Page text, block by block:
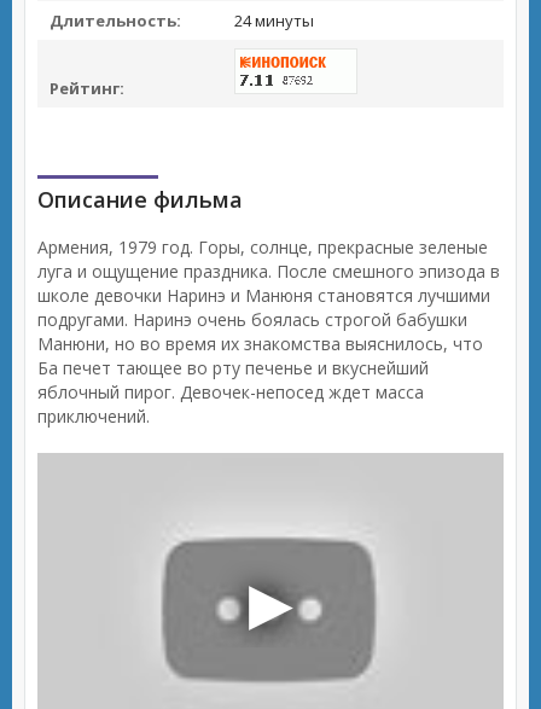
Длительность:
24 минуты
Рейтинг:
Описание фильма
Армения, 1979 год. Горы, солнце, прекрасные зеленые
луга и ощущение праздника. После смешного эпизода в
школе девочки Наринэ и Манюня становятся лучшими
подругами. Наринэ очень боялась строгой бабушки
Манюни, но во время их знакомства выяснилось, что
Ба печет тающее во рту печенье и вкуснейший
яблочный пирог. Девочек-непосед ждет масса
приключений.